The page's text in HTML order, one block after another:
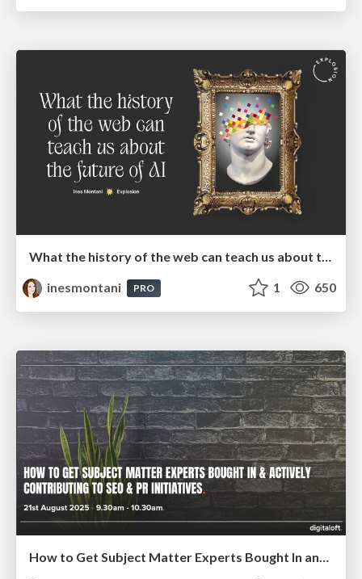
What the history of the web can teach us about the future of AI
inesmontani
PRO 1 650
How to Get Subject Matter Experts Bought In and Actively Contributing to SEO & PR Initiatives.